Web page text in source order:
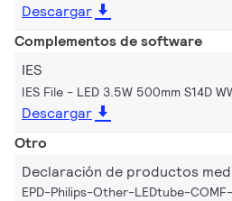
Descargar
Complementos de software
IES
IES File - LED 3.5W 500mm S14D
Descargar
Otro
Declaración de productos
EPD-Philips-Other-LEDtube-